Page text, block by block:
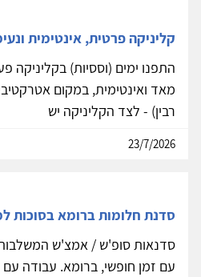
קליניקה פרטית, אינטימית
התפנו ימים (וססיות)
מאד ואינטימית, במקום
רבין) - לצד הקליניקה יש
23/7/2026
סדנת חלומות ברומא בסוכות
סדנאות סופ'ש / אמצ'ש
עם זמן חופשי, ברומא. עבודה